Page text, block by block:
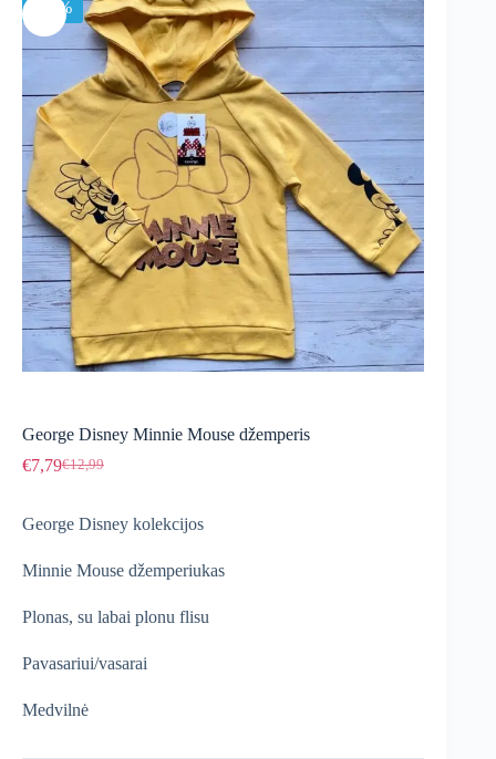
-40%
George Disney Minnie Mouse džemperis
€12,99
Original
€12,99.
€7,79Current
€7,79.
George Disney kolekcijos
Minnie Mouse džemperiukas
Plonas, su labai plonu flisu
Pavasariui/vasarai
Medvilnė